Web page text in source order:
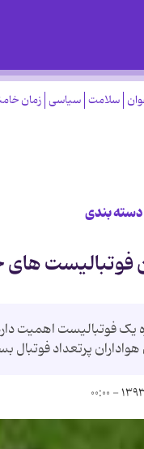
سلامت سیاسی زمان
بندی
فوتبالیست
یک فوتبالیست اهمیت
پرتعداد فوتبال